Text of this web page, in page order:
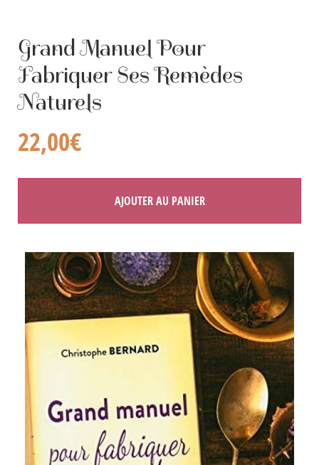
Grand Manuel Pour
Fabriquer Ses Remèdes
Naturels
22,00€
AJOUTER AU PANIER